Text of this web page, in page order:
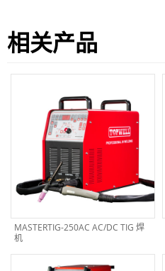
相关产品
MASTERTIG-250AC AC/DC TIG 焊
机